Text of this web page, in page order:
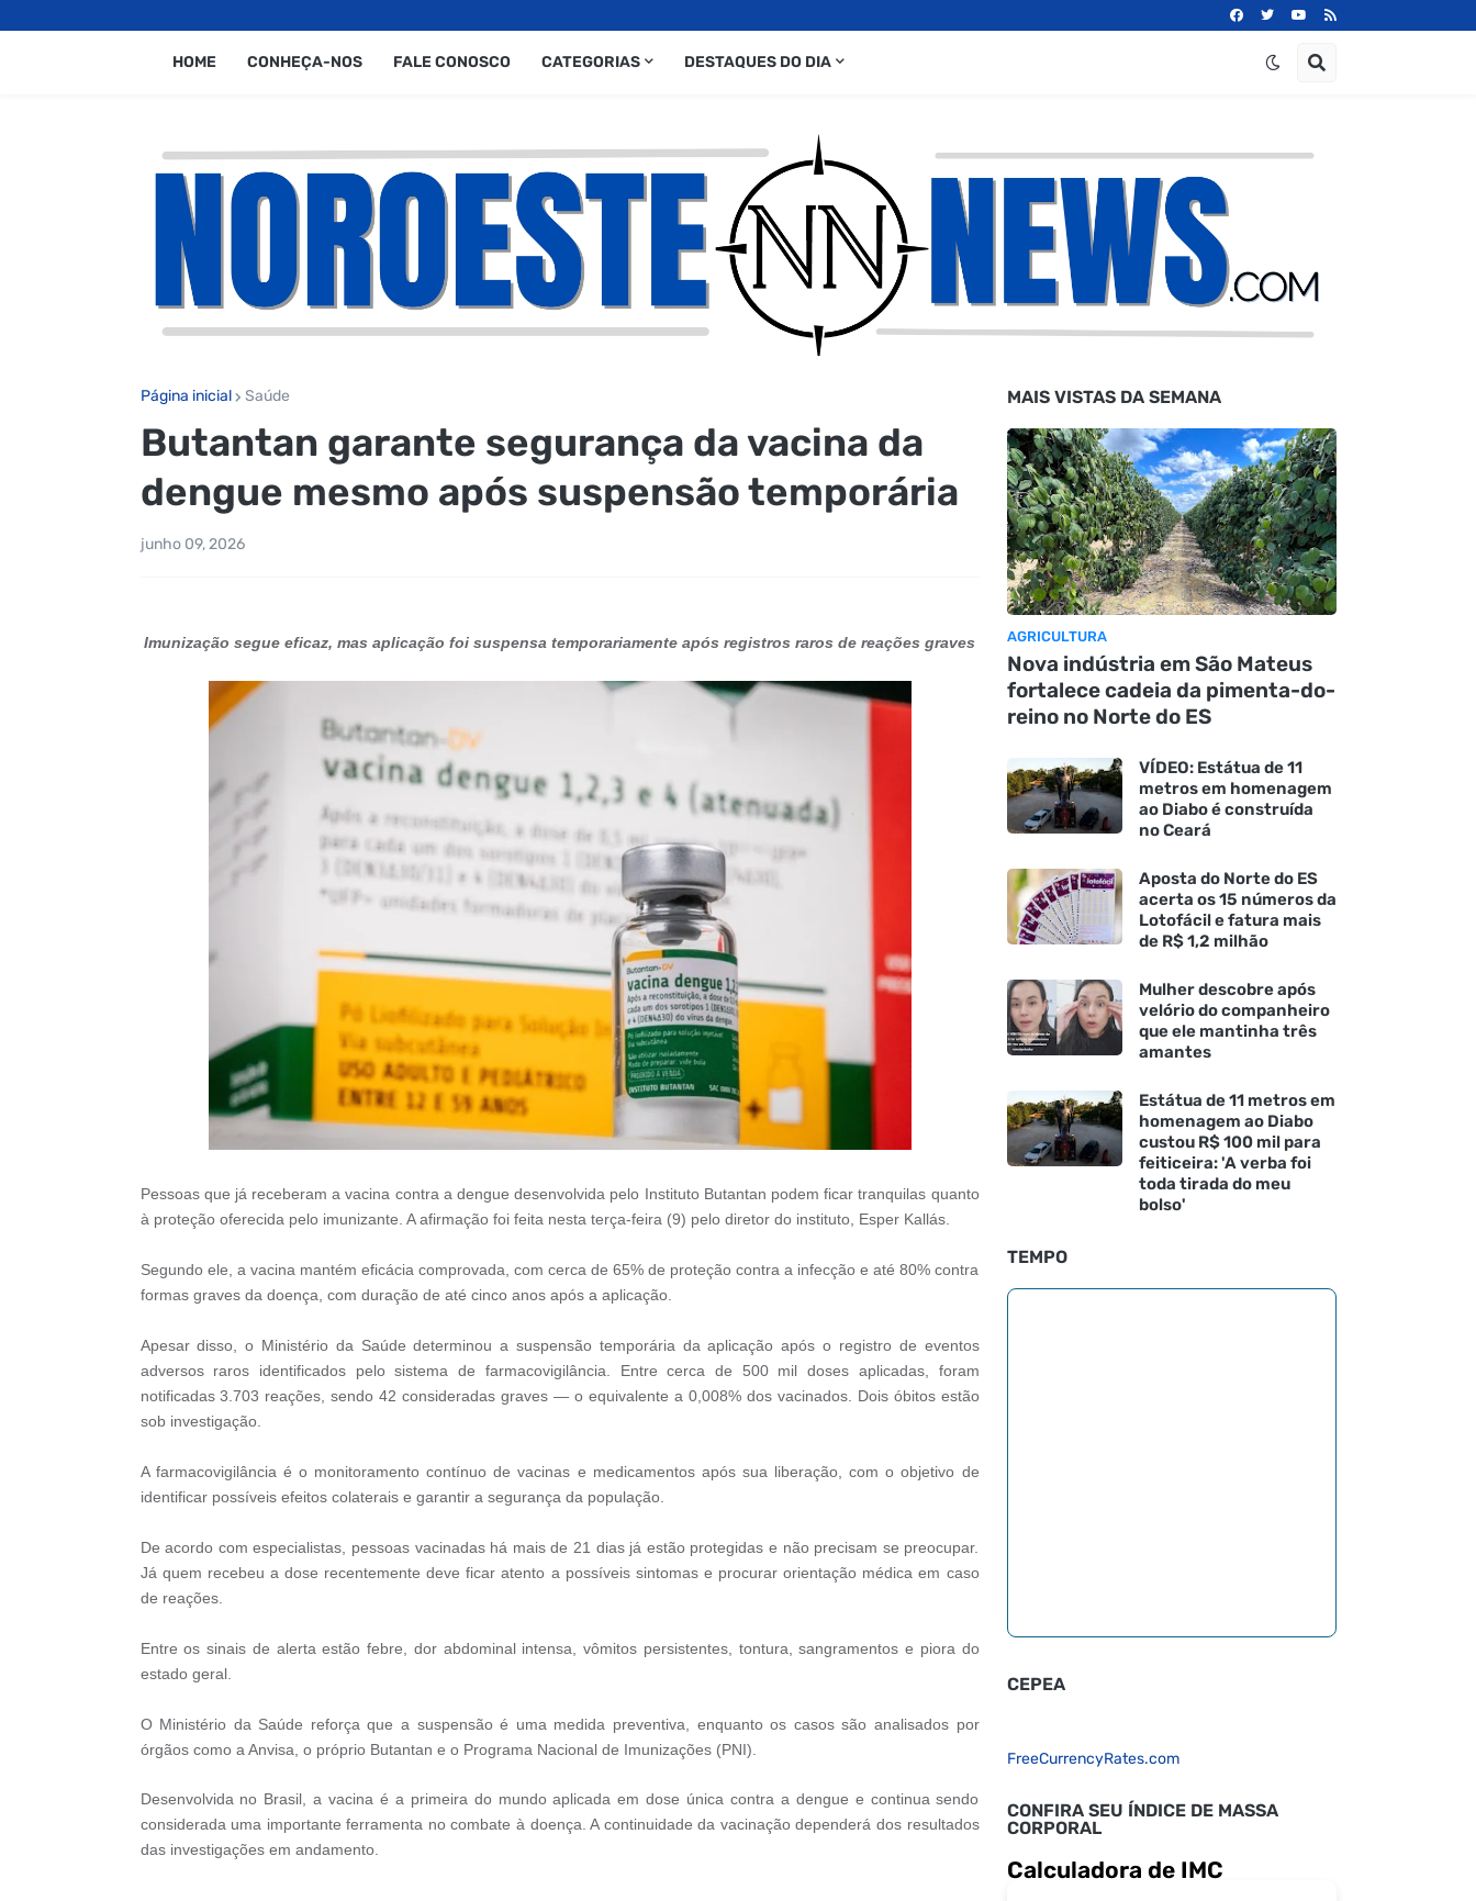
HOME CONHEÇA-NOS FALE CONOSCO CATEGORIAS DESTAQUES DO DIA
Página inicial Saúde
Butantan garante segurança da vacina da
dengue mesmo após suspensão temporária
junho 09, 2026
Imunização segue eficaz, mas aplicação foi suspensa temporariamente após registros raros de reações graves
Pessoas que já receberam a vacina contra a dengue desenvolvida pelo Instituto Butantan podem ficar tranquilas quanto
à proteção oferecida pelo imunizante. A afirmação foi feita nesta terça-feira (9) pelo diretor do instituto, Esper Kallás.
Segundo ele, a vacina mantém eficácia comprovada, com cerca de 65% de proteção contra a infecção e até 80% contra
formas graves da doença, com duração de até cinco anos após a aplicação.
Apesar disso, o Ministério da Saúde determinou a suspensão temporária da aplicação após o registro de eventos
adversos raros identificados pelo sistema de farmacovigilância. Entre cerca de 500 mil doses aplicadas, foram
notificadas 3.703 reações, sendo 42 consideradas graves — o equivalente a 0,008% dos vacinados. Dois óbitos estão
sob investigação.
A farmacovigilância é o monitoramento contínuo de vacinas e medicamentos após sua liberação, com o objetivo de
identificar possíveis efeitos colaterais e garantir a segurança da população.
De acordo com especialistas, pessoas vacinadas há mais de 21 dias já estão protegidas e não precisam se preocupar.
Já quem recebeu a dose recentemente deve ficar atento a possíveis sintomas e procurar orientação médica em caso
de reações.
Entre os sinais de alerta estão febre, dor abdominal intensa, vômitos persistentes, tontura, sangramentos e piora do
estado geral.
O Ministério da Saúde reforça que a suspensão é uma medida preventiva, enquanto os casos são analisados por
órgãos como a Anvisa, o próprio Butantan e o Programa Nacional de Imunizações (PNI).
Desenvolvida no Brasil, a vacina é a primeira do mundo aplicada em dose única contra a dengue e continua sendo
considerada uma importante ferramenta no combate à doença. A continuidade da vacinação dependerá dos resultados
das investigações em andamento.
MAIS VISTAS DA SEMANA
AGRICULTURA
Nova indústria em São Mateus
fortalece cadeia da pimenta-do-
reino no Norte do ES
VÍDEO: Estátua de 11
metros em homenagem
ao Diabo é construída
no Ceará
Aposta do Norte do ES
acerta os 15 números da
Lotofácil e fatura mais
de R$ 1,2 milhão
Mulher descobre após
velório do companheiro
que ele mantinha três
amantes
Estátua de 11 metros em
homenagem ao Diabo
custou R$ 100 mil para
feiticeira: 'A verba foi
toda tirada do meu
bolso'
TEMPO
CEPEA
FreeCurrencyRates.com
CONFIRA SEU ÍNDICE DE MASSA
CORPORAL
Calculadora de IMC